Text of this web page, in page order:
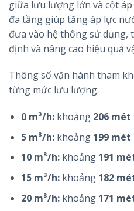
giữa lưu lượng lớn và cột
đa tầng giúp tăng áp lực
đưa vào hệ thống sử dụng,
định và nâng cao hiệu quả
Thông số vận hành tham
từng mức lưu lượng:
0 m³/h:khoảng 206 mét
5 m³/h:khoảng 199 mét
10 m³/h:khoảng 191
15 m³/h:khoảng 182
20 m³/h:khoảng 171